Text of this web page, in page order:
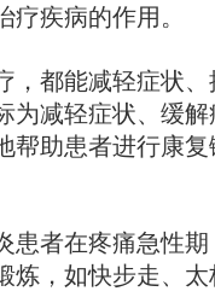
疾病的作用。
能减轻症状、
减轻症状、缓
助患者进行康
者在疼痛急性期
，如快步走、